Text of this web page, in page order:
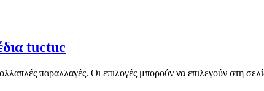
tuctuc
παραλλαγές. Οι επιλογές μπορούν να επιλεγούν στη